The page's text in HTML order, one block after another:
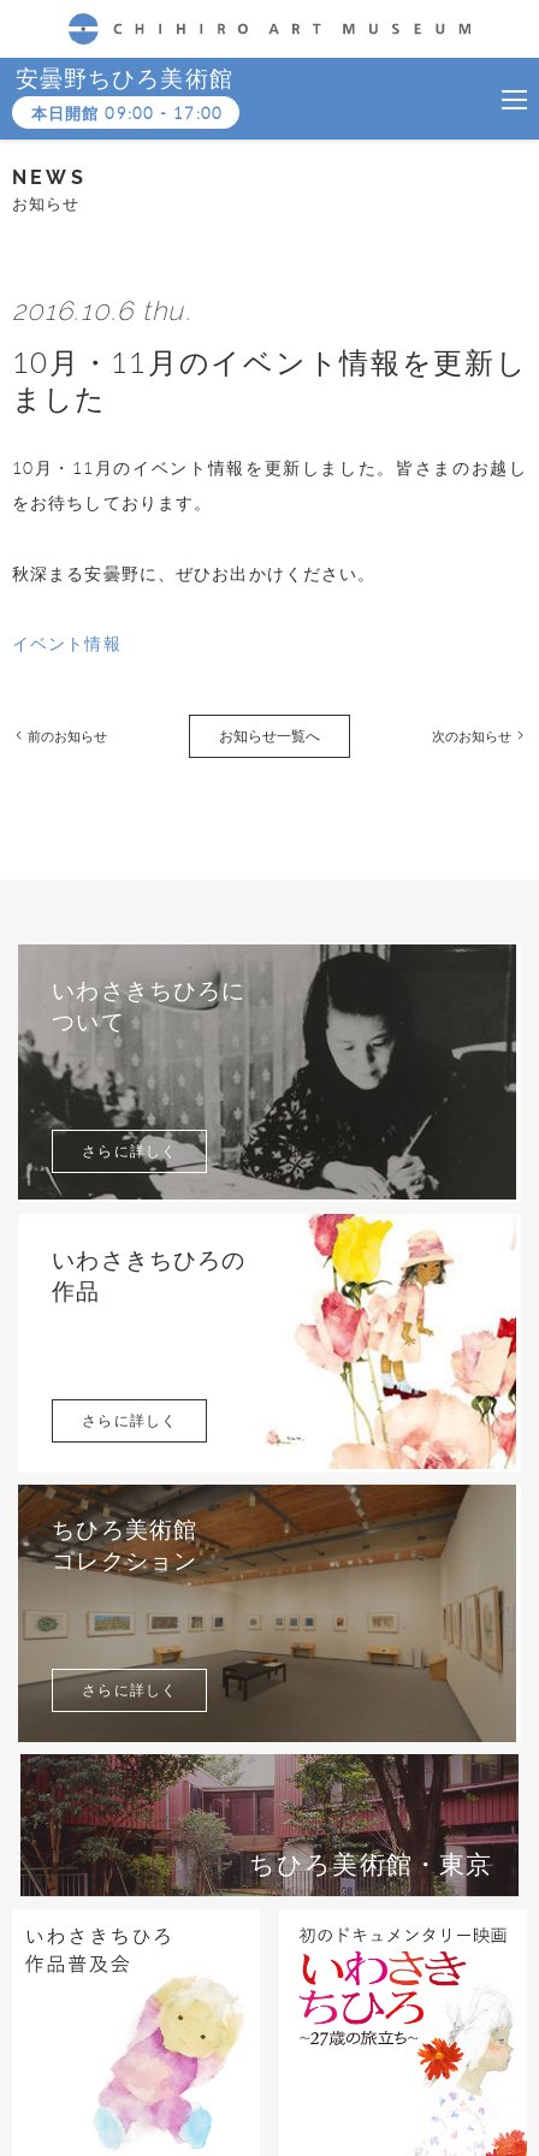
CHIHIRO ART MUSEUM
安曇野ちひろ美術館
本日開館09:00 - 17:00
NEWS
お知らせ
2016.10.6 thu.
10月・11月のイベント情報を更新し
ました
10月・11月のイベント情報を更新しました。皆さまのお越し
をお待ちしております。
秋深まる安曇野に、ぜひお出かけください。
イベント情報
前のお知らせ お知らせ一覧へ 次のお知らせ
いわさきちひろに
ついて
さらに詳しく
いわさきちひろの
作品
さらに詳しく
ちひろ美術館
コレクション
さらに詳しく
ちひろ美術館・東京